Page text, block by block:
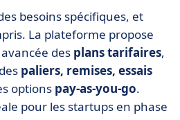
besoins spécifiques, et
La plateforme propose
des plans tarifaires,
paliers, remises, essais
options pay-as-you-go.
pour les startups en phase